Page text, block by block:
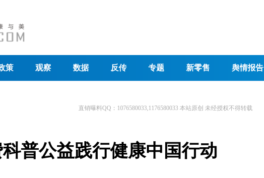
策 观察 数据 反传 专题 新零售 舆情报告
直销曝料QQ：1076580033,1176580033 本站原创 未经授权不得转载
普公益践行健康中国行动